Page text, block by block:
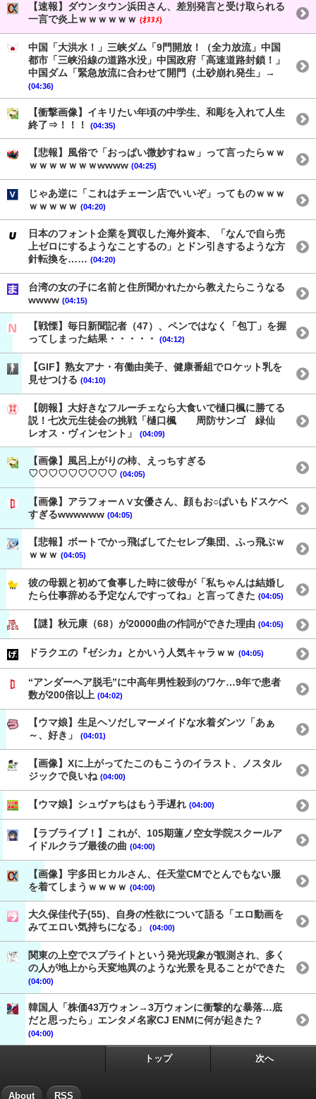
【速報】ダウンタウン浜田さん、差別発言と受け取られる
一言で炎上ｗｗｗｗｗｗ (ｵﾇﾇﾒ)
中国「大洪水！」三峡ダム「9門開放！（全力放流」中国
都市「三峡沿線の道路水没」中国政府「高速道路封鎖！」
中国ダム「緊急放流に合わせて開門（土砂崩れ発生」→
(04:36)
【衝撃画像】イキリたい年頃の中学生、和彫を入れて人生
終了⇒！！！
(04:35)
【悲報】風俗で「おっぱい微妙すねｗ」って言ったらｗｗ
ｗｗｗｗｗｗｗwwww (04:25)
じゃあ逆に「これはチェーン店でいいぞ」ってものｗｗｗ
ｗｗｗｗｗ (04:20)
日本のフォント企業を買収した海外資本、「なんで自ら売
上ゼロにするようなことするの」とドン引きするような方
針転換を…… (04:20)
台湾の女の子に名前と住所聞かれたから教えたらこうなる
wwww (04:15)
【戦慄】毎日新聞記者（47）、ペンではなく「包丁」を握
ってしまった結果・・・・・
(04:12)
【GIF】熟女アナ・有働由美子、健康番組でロケット乳を
見せつける (04:10)
【朗報】大好きなフルーチェなら大食いで樋口楓に勝てる
説！七次元生徒会の挑戦「樋口楓 周防サンゴ 緑仙
レオス・ヴィンセント」
(04:09)
【画像】風呂上がりの柿、えっちすぎる
♡♡♡♡♡♡♡♡♡ (04:05)
【画像】アラフォー∧∨女優さん、顔もお○ぱいもドスケベ
すぎるwwwwww (04:05)
【悲報】ボートでかっ飛ばしてたセレブ集団、ふっ飛ぶｗ
ｗｗｗ (04:05)
彼の母親と初めて食事した時に彼母が「私ちゃんは結婚し
たら仕事辞める予定なんですってね」と言ってきた (04:05)
【謎】秋元康（68）が20000曲の作詞ができた理由 (04:05)
ドラクエの『ゼシカ』とかいう人気キャラｗｗ (04:05)
“アンダーヘア脱毛”に中高年男性殺到のワケ…9年で患者
数が200倍以上 (04:02)
【ウマ娘】生足ヘソだしマーメイドな水着ダンツ「あぁ
～、好き」
(04:01)
【画像】Xに上がってたこのもこうのイラスト、ノスタル
ジックで良いね (04:00)
【ウマ娘】シュヴァちはもう手遅れ (04:00)
【ラブライブ！】これが、105期蓮ノ空女学院スクールア
イドルクラブ最後の曲 (04:00)
【画像】宇多田ヒカルさん、任天堂CMでとんでもない服
を着てしまうｗｗｗｗ (04:00)
大久保佳代子(55)、自身の性欲について語る「エロ動画を
みてエロい気持ちになる」
(04:00)
関東の上空でスプライトという発光現象が観測され、多く
の人が地上から天変地異のような光景を見ることができた
(04:00)
韓国人「株価43万ウォン→3万ウォンに衝撃的な暴落…底
だと思ったら」エンタメ名家CJ ENMに何が起きた？
(04:00)
トップ 次へ
About RSS